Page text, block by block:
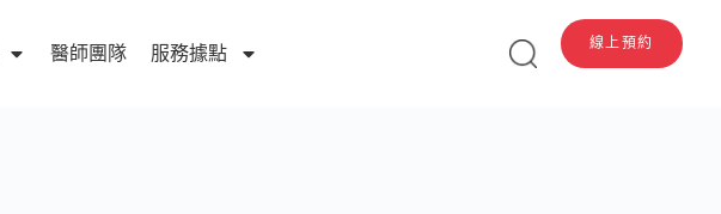
醫師團隊 服務據點 線上預約